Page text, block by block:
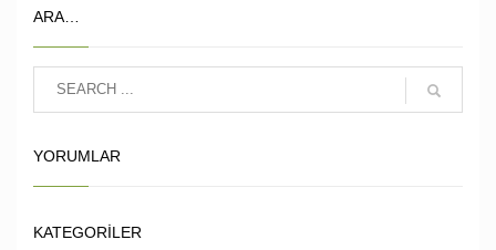
ARA…
YORUMLAR
KATEGORILER